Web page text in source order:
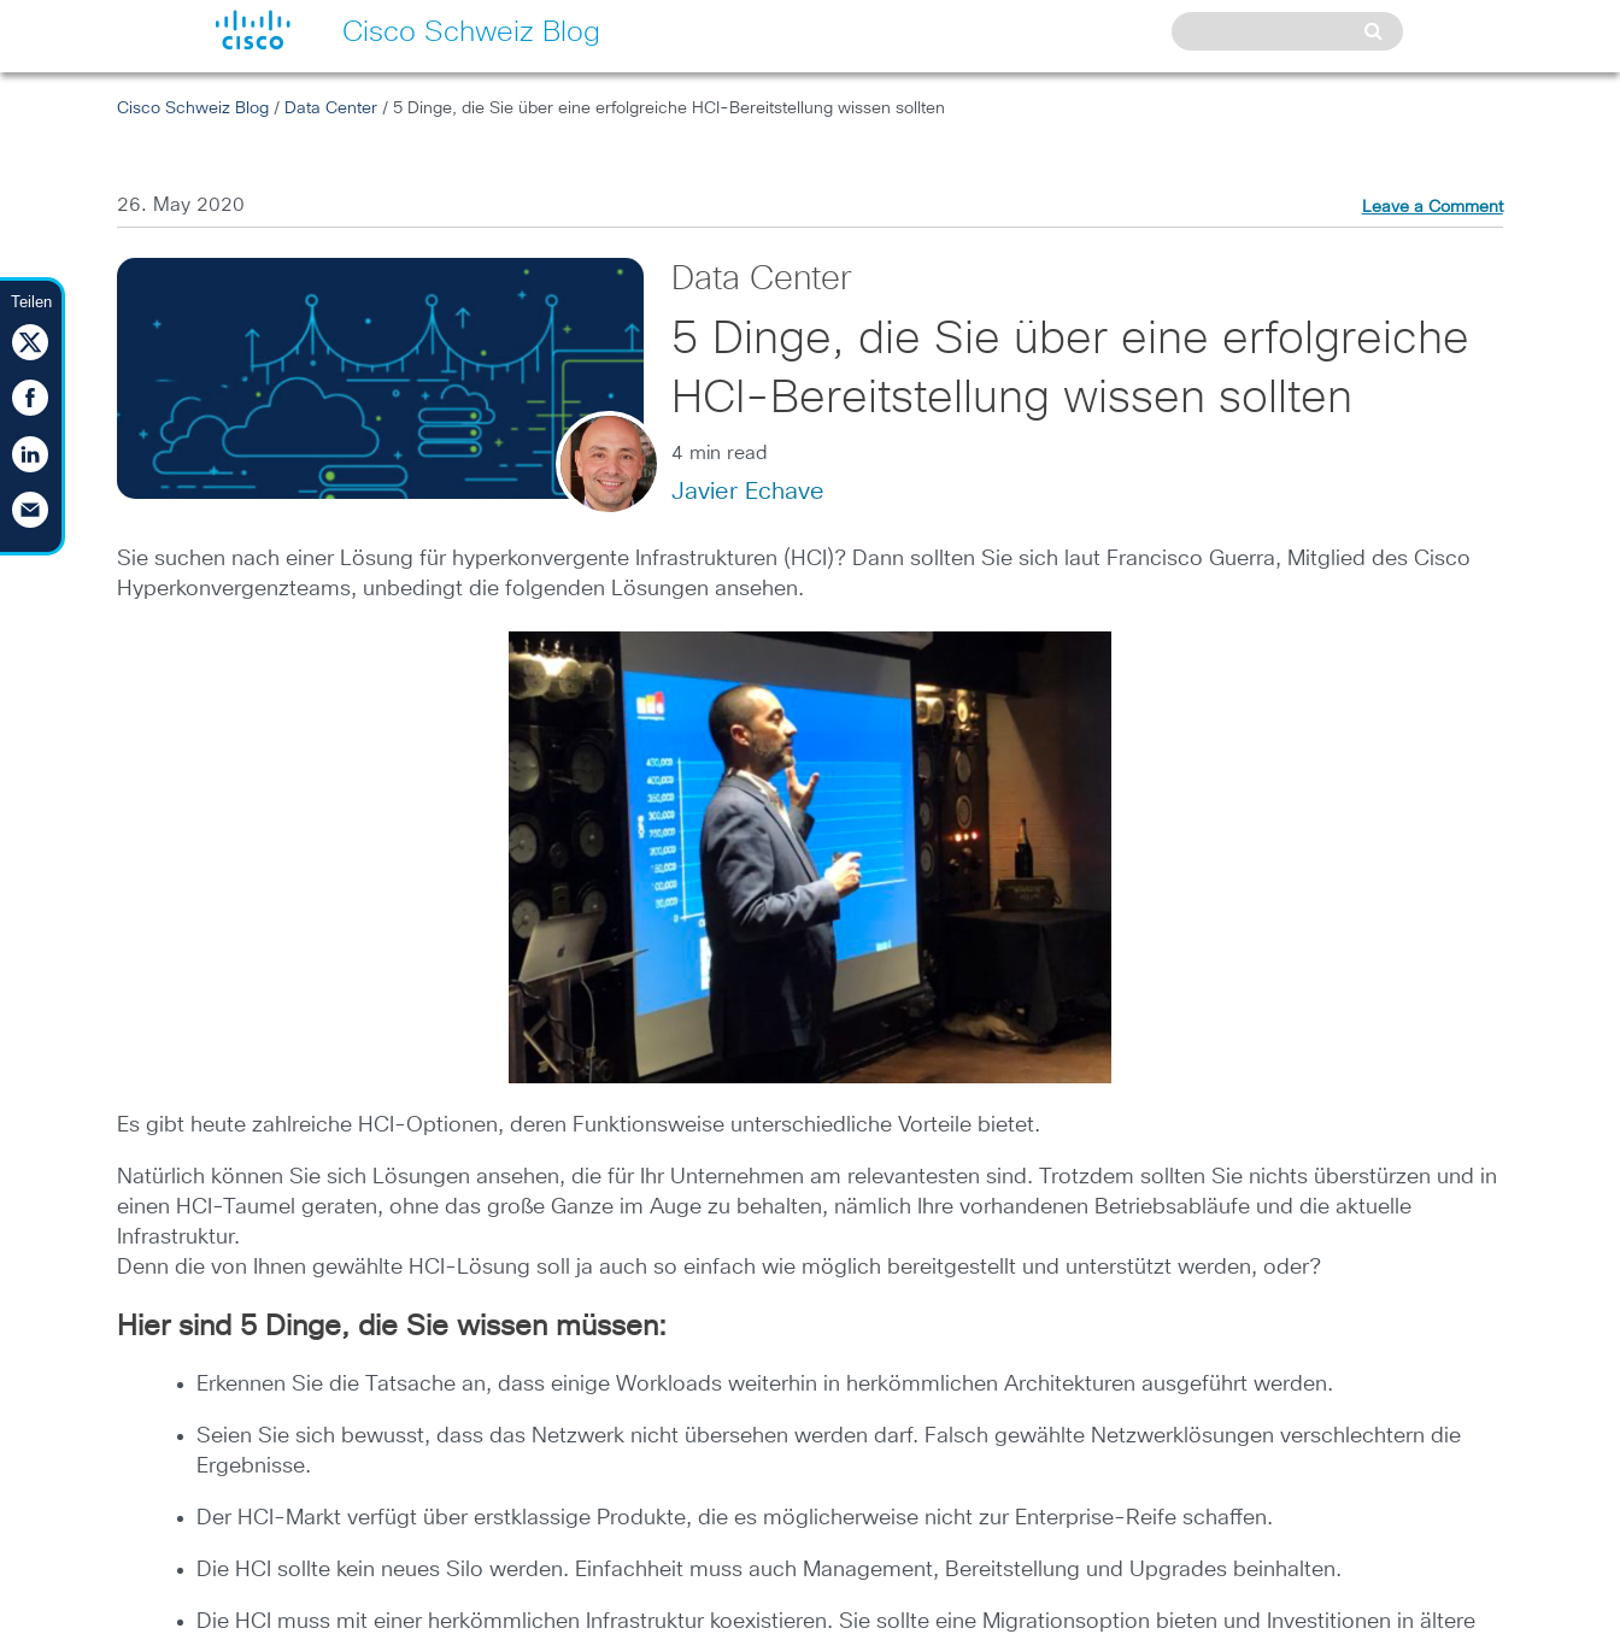
Cisco Schweiz Blog
Teilen
Cisco Schweiz Blog / Data Center / 5 Dinge, die Sie über eine erfolgreiche HCI-Bereitstellung wissen sollten
26. May 2020 Leave a Comment
Data Center
5 Dinge, die Sie über eine erfolgreiche
HCI-Bereitstellung wissen sollten
4 min read
Javier Echave
Sie suchen nach einer Lösung für hyperkonvergente Infrastrukturen (HCI)? Dann sollten Sie sich laut Francisco Guerra, Mitglied des Cisco
Hyperkonvergenzteams, unbedingt die folgenden Lösungen ansehen.
Es gibt heute zahlreiche HCI-Optionen, deren Funktionsweise unterschiedliche Vorteile bietet.
Natürlich können Sie sich Lösungen ansehen, die für Ihr Unternehmen am relevantesten sind. Trotzdem sollten Sie nichts überstürzen und in
einen HCI-Taumel geraten, ohne das große Ganze im Auge zu behalten, nämlich Ihre vorhandenen Betriebsabläufe und die aktuelle
Infrastruktur.
Denn die von Ihnen gewählte HCI-Lösung soll ja auch so einfach wie möglich bereitgestellt und unterstützt werden, oder?
Hier sind 5 Dinge, die Sie wissen müssen:
Erkennen Sie die Tatsache an, dass einige Workloads weiterhin in herkömmlichen Architekturen ausgeführt werden.
Seien Sie sich bewusst, dass das Netzwerk nicht übersehen werden darf. Falsch gewählte Netzwerklösungen verschlechtern die
Ergebnisse.
Der HCI-Markt verfügt über erstklassige Produkte, die es möglicherweise nicht zur Enterprise-Reife schaffen.
Die HCI sollte kein neues Silo werden. Einfachheit muss auch Management, Bereitstellung und Upgrades beinhalten.
Die HCI muss mit einer herkömmlichen Infrastruktur koexistieren. Sie sollte eine Migrationsoption bieten und Investitionen in ältere